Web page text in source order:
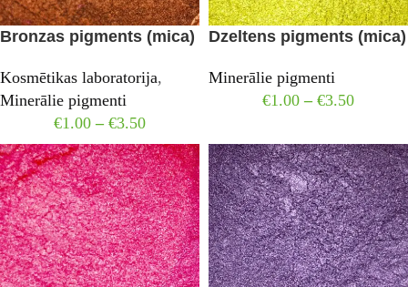
Bronzas pigments (mica)
Kosmētikas laboratorija,
Minerālie pigmenti
€1.00 – €3.50
Dzeltens pigments (mica)
Minerālie pigmenti
€1.00 – €3.50